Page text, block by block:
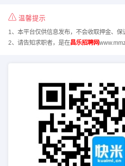
温馨提示
1、本平台仅供信息发布，不会收取押金、保
2、请告知求职者，是在昌乐招聘网